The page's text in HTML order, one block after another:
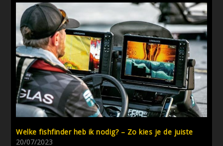
Welke fishfinder heb ik nodig? – Zo kies je de juiste
20/07/2023